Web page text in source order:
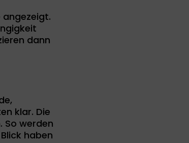
dann
klar. Die
So werden
haben